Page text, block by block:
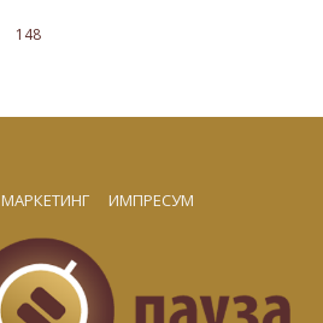
148
МАРКЕТИНГ ИМПРЕСУМ